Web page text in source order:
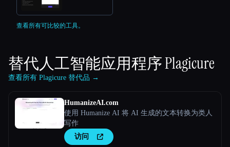
查看所有可比较的工具。
替代人工智能应用程序Plagicure
查看所有 Plagicure 替代品 →
HumanizeAI.com
使用 Humanize AI 将 AI 生成的文本转换为类人
写作
访问